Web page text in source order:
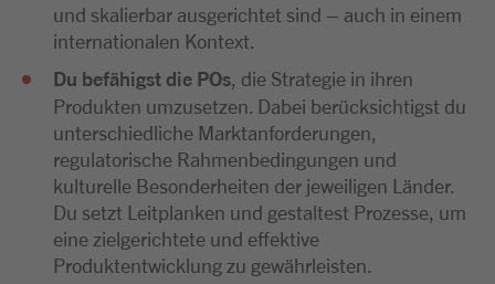
und skalierbar ausgerichtet sind – auch in einem
internationalen Kontext.
Du befähigst die POs , die Strategie in ihren
Produkten umzusetzen. Dabei berücksichtigst du
unterschiedliche Marktanforderungen,
regulatorische Rahmenbedingungen und
kulturelle Besonderheiten der jeweiligen Länder.
Du setzt Leitplanken und gestaltest Prozesse, um
eine zielgerichtete und effektive
Produktentwicklung zu gewährleisten.